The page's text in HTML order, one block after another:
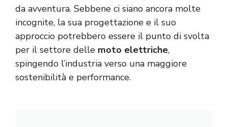
da avventura. Sebbene ci siano ancora molte
incognite, la sua progettazione e il suo
approccio potrebbero essere il punto di svolta
per il settore delle moto elettriche,
spingendo l’industria verso una maggiore
sostenibilità e performance.